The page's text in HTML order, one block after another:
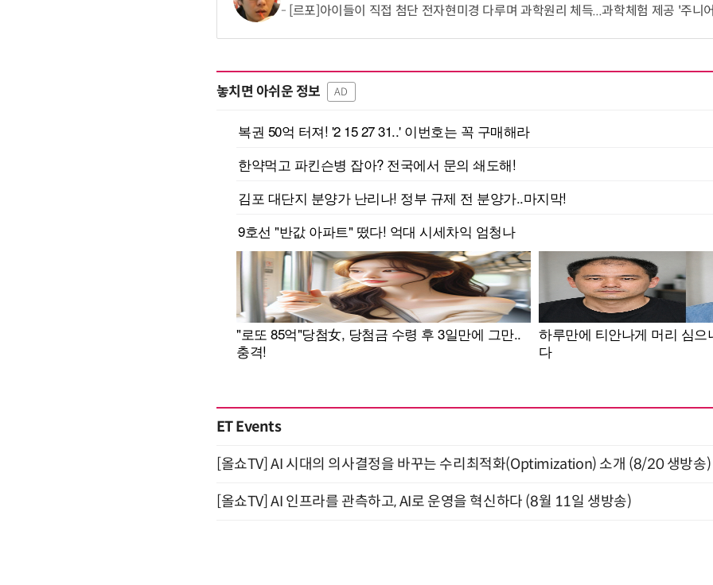
[르포]아이들이 직접 첨단 전자현미경 다루며 과학원리 체득...과학체험 제공 '주니
놓치면 아쉬운 정보 AD
ET Events
[올쇼TV] AI 시대의 의사결정을 바꾸는 수리최적화(Optimization) 소개 (8/20 생방송)
[올쇼TV] AI 인프라를 관측하고, AI로 운영을 혁신하다 (8월 11일 생방송)